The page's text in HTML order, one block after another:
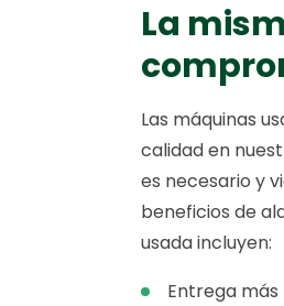
La
Las máquinas
calidad en
es necesario y
beneficios de
usada incluyen:
Entrega